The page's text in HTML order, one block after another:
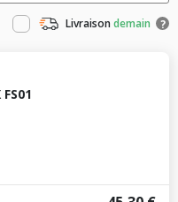
Livraisondemain ?